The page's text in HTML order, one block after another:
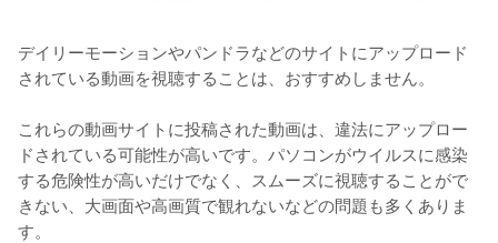
デイリーモーションやパンドラなどのサイトにアップロード
されている動画を視聴することは、おすすめしません。
これらの動画サイトに投稿された動画は、違法にアップロー
ドされている可能性が高いです。パソコンがウイルスに感染
する危険性が高いだけでなく、スムーズに視聴することがで
きない、大画面や高画質で観れないなどの問題も多くありま
す。